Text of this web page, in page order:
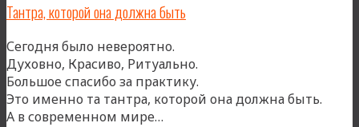
и
постепенно
их
соединяя»
Тантра, которой она должна быть
Сегодня было невероятно.
Духовно, Красиво, Ритуально.
Большое спасибо за практику.
Это именно та тантра, которой она должна быть.
А в современном мире…